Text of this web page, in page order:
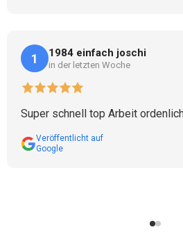
1 1984 einfach joschi
in der letzten Woche
Super schnell top Arbeit
Veröffentlicht auf
Google